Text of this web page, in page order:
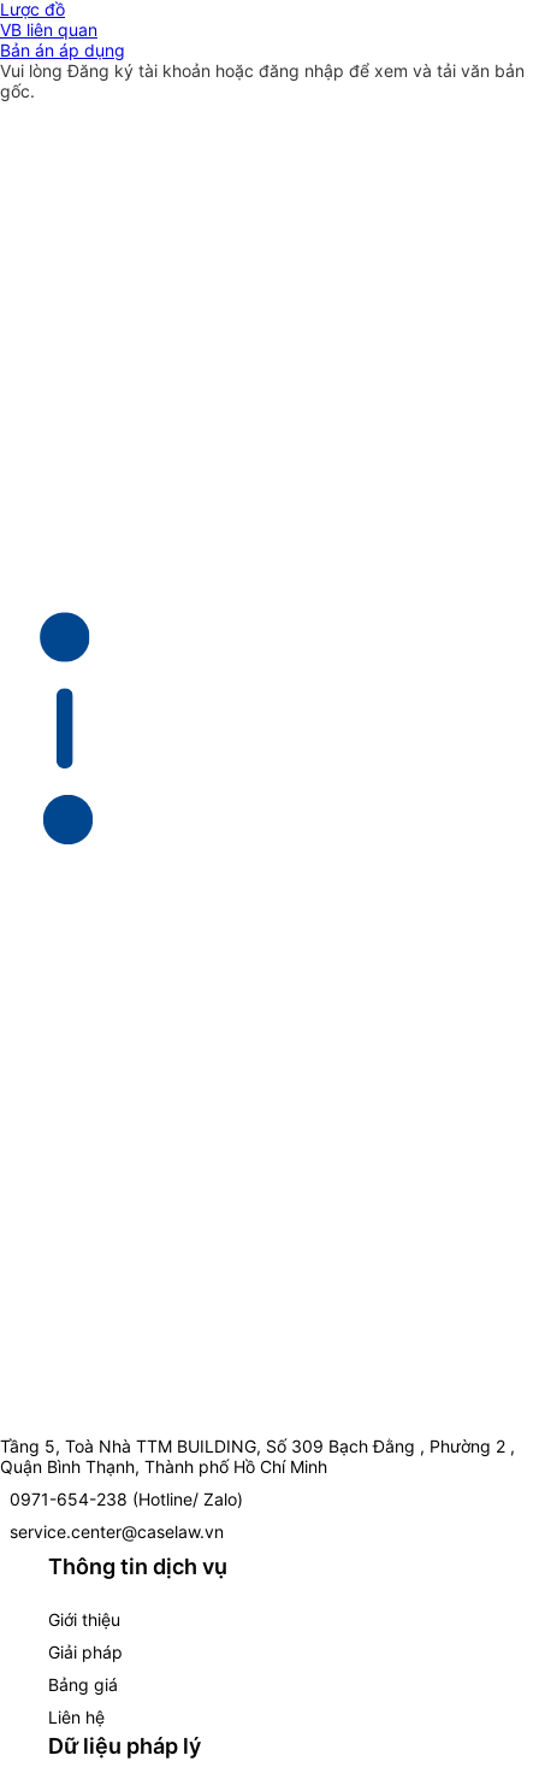
Lược đồ
VB liên quan
Bản án áp dụng
Vui lòngĐăng ký tài khoản hoặc đăng nhập để xem và tải văn bản
gốc.
Tầng 5, Toà Nhà TTM BUILDING, Số 309 Bạch Đằng , Phường 2 ,
Quận Bình Thạnh, Thành phố Hồ Chí Minh
0971-654-238 (Hotline/ Zalo)
service.center@caselaw.vn
Thông tin dịch vụ
Giới thiệu
Giải pháp
Bảng giá
Liên hệ
Dữ liệu pháp lý